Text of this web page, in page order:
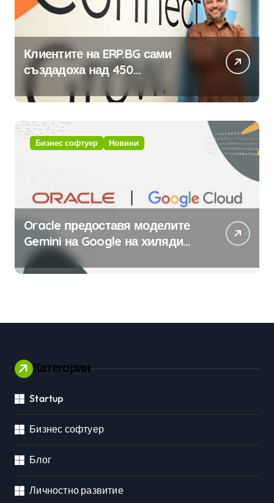
Клиентите на ERP.BG сами
създадоха над 450
приложения за ERP системата
с помощта на вградения в нея
изкуствен интелект
Бизнес софтуер Новини
Oracle предоставя моделите
Gemini на Google на хиляди
клиенти на бизнес
приложения
Категории
Startup
Бизнес софтуер
Блог
Личностно развитие